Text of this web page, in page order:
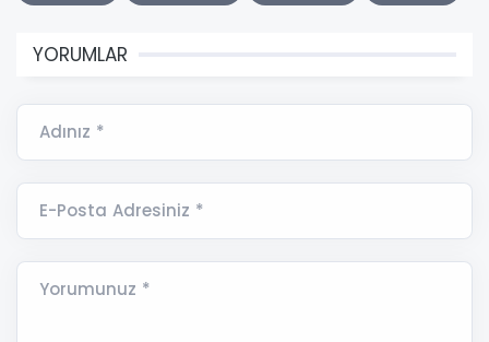
YORUMLAR
Adınız *
E-Posta Adresiniz *
Yorumunuz *